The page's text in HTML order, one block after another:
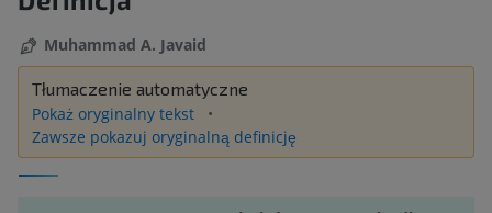
Muhammad A. Javaid
Tłumaczenie automatyczne
Pokaż oryginalny tekst
Zawsze pokazuj oryginalną definicję